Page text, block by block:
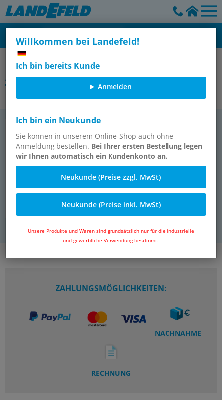
Willkommen bei Landefeld!
Ich bin bereits Kunde
Anmelden
Ich bin ein Neukunde
Sie können in unserem Online-Shop auch ohne
Anmeldung bestellen. Bei Ihrer ersten Bestellung legen
wir Ihnen automatisch ein Kundenkonto an.
Neukunde (Preise zzgl. MwSt)
Neukunde (Preise inkl. MwSt)
Unsere Produkte und Waren sind grundsätzlich nur für die industrielle
und gewerbliche Verwendung bestimmt.
Aventics - Pneumatik
Sensoren
ZAHLUNGSMÖGLICHKEITEN:
NACHNAHME
RECHNUNG